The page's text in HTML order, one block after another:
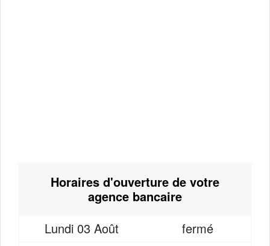
Horaires d'ouverture de votre
agence bancaire
Lundi 03 Août
fermé